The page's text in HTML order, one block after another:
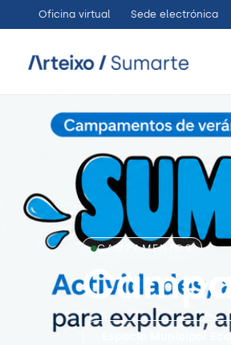
al
contenido
Oficina virtual Sede electrónica
CAMPAMENTOS
Espacio Municipal